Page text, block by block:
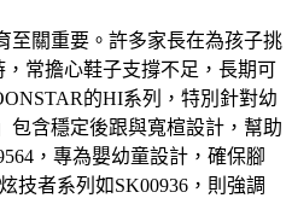
至關重要。許多家長在為孩子挑
常擔心鞋子支撐不足，長期可
的HI系列，特別針對幼
包含穩定後跟與寬楦設計，幫助
，專為嬰幼童設計，確保腳
技者系列如SK00936，則強調